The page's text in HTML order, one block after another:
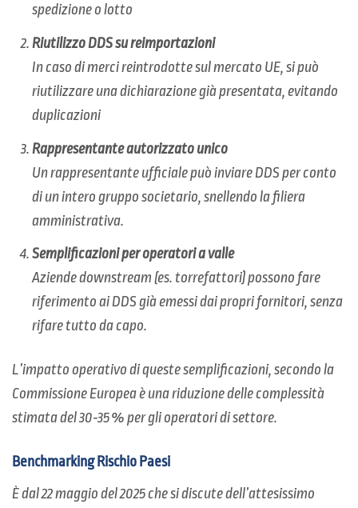
spedizione o lotto
Riutilizzo DDS su reimportazioni
In caso di merci reintrodotte sul mercato UE, si può
riutilizzare una dichiarazione già presentata, evitando
duplicazioni
Rappresentante autorizzato unico
Un rappresentante ufficiale può inviare DDS per conto
di un intero gruppo societario, snellendo la filiera
amministrativa.
Semplificazioni per operatori a valle
Aziende downstream (es. torrefattori) possono fare
riferimento ai DDS già emessi dai propri fornitori, senza
rifare tutto da capo.
L’impatto operativo di queste semplificazioni, secondo la
Commissione Europea è una riduzione delle complessità
stimata del 30‑35 % per gli operatori di settore.
Benchmarking Rischio Paesi
È dal 22 maggio del 2025 che si discute dell’attesissimo